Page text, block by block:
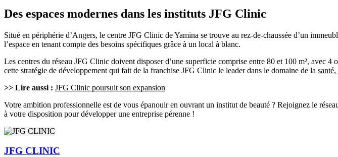
Des espaces modernes dans les instituts JFG Clinic
Situé en périphérie d’Angers, le centre JFG Clinic de Yamina se trouve au rez-de-chaussée d’un
l’espace en tenant compte des besoins spécifiques grâce à un local à blanc.
Les centres du réseau JFG Clinic doivent disposer d’une superficie comprise entre 80 et 100 m², avec
cette stratégie de développement qui fait de la franchise JFG Clinic le leader dans le domaine de la
>> Lire aussi : JFG Clinic poursuit son expansion
Votre ambition professionnelle est de vous épanouir en ouvrant un institut de beauté ? Rejoignez le
à votre disposition pour développer une entreprise pérenne !
JFG CLINIC